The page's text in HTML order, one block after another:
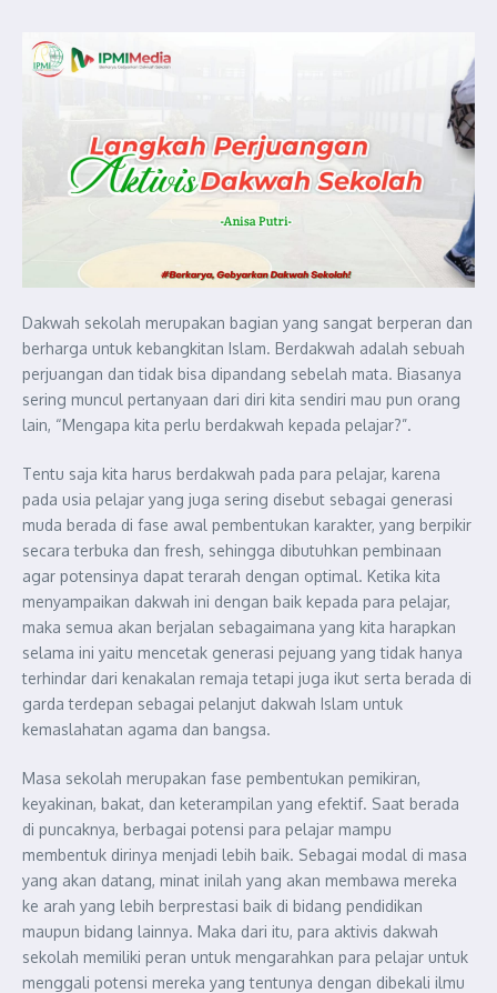
Dakwah sekolah merupakan bagian yang sangat berperan dan
berharga untuk kebangkitan Islam. Berdakwah adalah sebuah
perjuangan dan tidak bisa dipandang sebelah mata. Biasanya
sering muncul pertanyaan dari diri kita sendiri mau pun orang
lain, “Mengapa kita perlu berdakwah kepada pelajar?”.
Tentu saja kita harus berdakwah pada para pelajar, karena
pada usia pelajar yang juga sering disebut sebagai generasi
muda berada di fase awal pembentukan karakter, yang berpikir
secara terbuka dan fresh, sehingga dibutuhkan pembinaan
agar potensinya dapat terarah dengan optimal. Ketika kita
menyampaikan dakwah ini dengan baik kepada para pelajar,
maka semua akan berjalan sebagaimana yang kita harapkan
selama ini yaitu mencetak generasi pejuang yang tidak hanya
terhindar dari kenakalan remaja tetapi juga ikut serta berada di
garda terdepan sebagai pelanjut dakwah Islam untuk
kemaslahatan agama dan bangsa.
Masa sekolah merupakan fase pembentukan pemikiran,
keyakinan, bakat, dan keterampilan yang efektif. Saat berada
di puncaknya, berbagai potensi para pelajar mampu
membentuk dirinya menjadi lebih baik. Sebagai modal di masa
yang akan datang, minat inilah yang akan membawa mereka
ke arah yang lebih berprestasi baik di bidang pendidikan
maupun bidang lainnya. Maka dari itu, para aktivis dakwah
sekolah memiliki peran untuk mengarahkan para pelajar untuk
menggali potensi mereka yang tentunya dengan dibekali ilmu